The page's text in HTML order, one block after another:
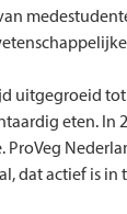
uitgegroeid
eten. In
ProVeg
dat actief is